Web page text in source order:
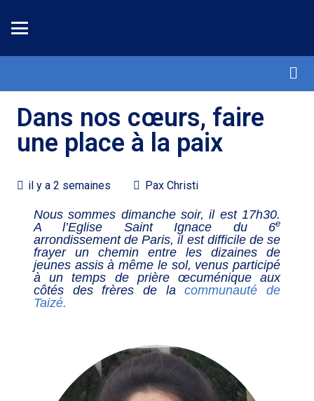
Dans nos cœurs, faire
une place à la paix
il y a 2 semaines Pax Christi
Nous sommes dimanche soir, il est 17h30.
A l’Eglise Saint Ignace du 6e
arrondissement de Paris, il est difficile de se
frayer un chemin entre les dizaines de
jeunes assis à même le sol, venus participé
à un temps de prière œcuménique aux
côtés des frères de lacommunauté de
Taizé.